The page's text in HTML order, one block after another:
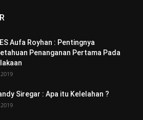
Aufa Royhan : Pentingnya
Penanganan Pertama Pada
Siregar : Apa itu Kelelahan ?